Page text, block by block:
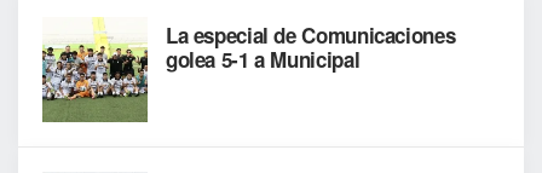
La especial de Comunicaciones
golea 5-1 a Municipal